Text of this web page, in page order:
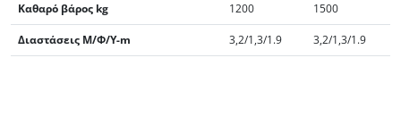
Καθαρό βάρος kg 1200 1500
Διαστάσεις Μ/Φ/Υ-m 3,2/1,3/1.9 3,2/1,3/1.9